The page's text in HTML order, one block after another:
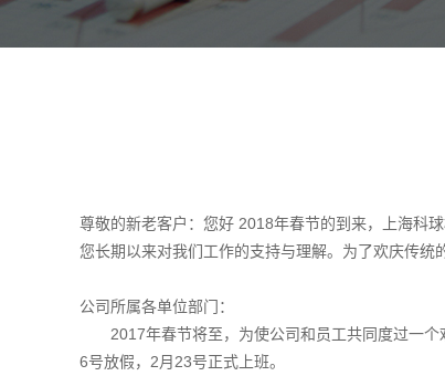
尊敬的新老客户：您好 2018年春节的到来，上海科
您长期以来对我们工作的支持与理解。为了欢庆传
公司所属各单位部门：
2017年春节将至，为使公司和员工共同度过一个
6号放假，2月23号正式上班。